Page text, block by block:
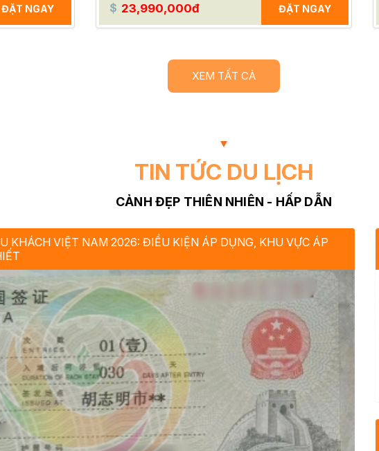
ĐẶT NGAY 23,990,000đ ĐẶT NGAY
XEM TẤT CẢ
TIN TỨC DU LỊCH
CẢNH ĐẸP THIÊN NHIÊN - HẤP DẪN
KHÁCH VIỆT NAM 2026: ĐIỀU KIỆN ÁP DỤNG, KHU VỰC ÁP